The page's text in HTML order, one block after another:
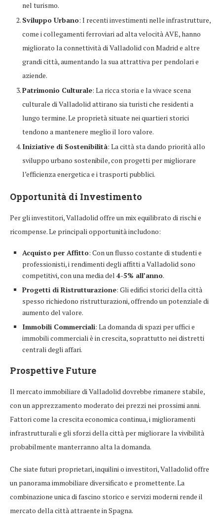
nel turismo.
Sviluppo Urbano: I recenti investimenti nelle infrastrutture,
come i collegamenti ferroviari ad alta velocità AVE, hanno
migliorato la connettività di Valladolid con Madrid e altre
grandi città, aumentando la sua attrattiva per pendolari e
aziende.
Patrimonio Culturale: La ricca storia e la vivace scena
culturale di Valladolid attirano sia turisti che residenti a
lungo termine. Le proprietà situate nei quartieri storici
tendono a mantenere meglio il loro valore.
Iniziative di Sostenibilità: La città sta dando priorità allo
sviluppo urbano sostenibile, con progetti per migliorare
l’efficienza energetica e i trasporti pubblici.
Opportunità di Investimento
Per gli investitori, Valladolid offre un mix equilibrato di rischi e
ricompense. Le principali opportunità includono:
Acquisto per Affitto: Con un flusso costante di studenti e
professionisti, i rendimenti degli affitti a Valladolid sono
competitivi, con una media del 4-5% all’anno.
Progetti di Ristrutturazione: Gli edifici storici della città
spesso richiedono ristrutturazioni, offrendo un potenziale di
aumento del valore.
Immobili Commerciali: La domanda di spazi per uffici e
immobili commerciali è in crescita, soprattutto nei distretti
centrali degli affari.
Prospettive Future
Il mercato immobiliare di Valladolid dovrebbe rimanere stabile,
con un apprezzamento moderato dei prezzi nei prossimi anni.
Fattori come la crescita economica continua, i miglioramenti
infrastrutturali e gli sforzi della città per migliorare la vivibilità
probabilmente manterranno alta la domanda.
Che siate futuri proprietari, inquilini o investitori, Valladolid offre
un panorama immobiliare diversificato e promettente. La
combinazione unica di fascino storico e servizi moderni rende il
mercato della città attraente in Spagna.